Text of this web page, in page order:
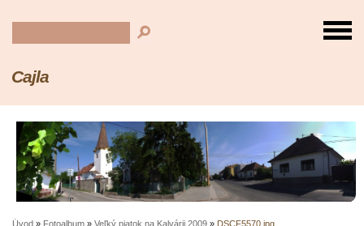
Cajla
Úvod » Fotoalbum » Veľký piatok na Kalvárii 2009 » DSCF5570.jpg